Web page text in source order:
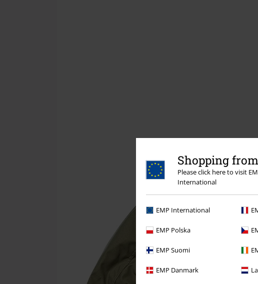
Shopping
Please click here to visit
International
EMP International
EMP Polska
EMP Suomi
EMP Danmark